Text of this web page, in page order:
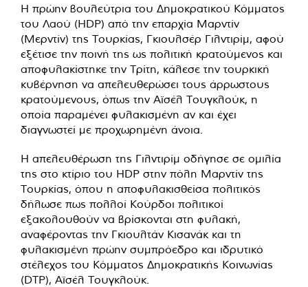
Η πρώην βουλεύτρια του Δημοκρατικού Κόμματος
του Λαού (HDP) από την επαρχία Μαρντίν
(Μερντίν) της Τουρκίας, Γκιουλσέρ Γιλντιρίμ, αφού
εξέτισε την ποινή της ως πολιτική κρατούμενος και
αποφυλακίστηκε την Τρίτη, κάλεσε την τουρκική
κυβέρνηση να απελευθερώσει τους άρρωστους
κρατούμενους, όπως την Αϊσέλ Τουγκλούκ, η
οποία παραμένει φυλακισμένη αν και έχει
διαγνωστεί με προχωρημένη άνοια.
Η απελευθέρωση της Γιλντιρίμ οδήγησε σε ομιλία
της στο κτίριο του HDP στην πόλη Μαρντίν της
Τουρκίας, όπου η αποφυλακισθείσα πολιτικός
δήλωσε πως πολλοί Κούρδοι πολιτικοί
εξακολουθούν να βρίσκονται στη φυλακή,
αναφέροντας την Γκιουλτάν Κισανάκ και τη
φυλακισμένη πρώην συμπρόεδρο και ιδρυτικό
στέλεχος του Κόμματος Δημοκρατικής Κοινωνίας
(DTP), Αϊσέλ Τουγκλούκ.